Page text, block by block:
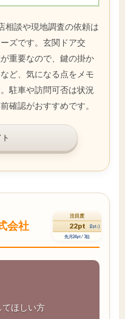
相談や現地調査の依頼は
ズです。玄関ドア交
重要なので、鍵の掛か
ど、気になる点をメモ
駐車や訪問可否は状況
確認がおすすめです。
会社
注目度
22pt (2pt↓)
先月24pt / 3位
ほしい方